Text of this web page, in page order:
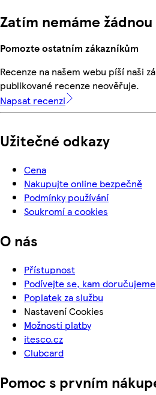
Zatím nemáme
Pomozte ostatním zákazníkům
Recenze na našem webu píší naši
publikované recenze neověřuje.
Napsat recenzi
Užitečné odkazy
Cena
Nakupujte online bezpečně
Podmínky používání
Soukromí a cookies
O nás
Přístupnost
Podívejte se, kam doručujeme
Poplatek za službu
Nastavení Cookies
Možnosti platby
itesco.cz
Clubcard
Pomoc s prvním